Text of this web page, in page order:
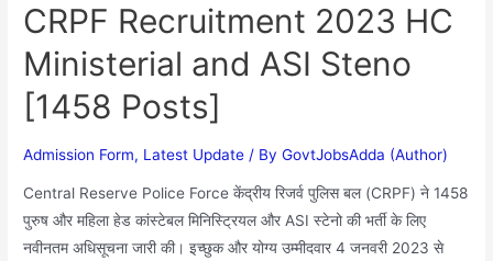
CRPF Recruitment 2023 HC
Ministerial and ASI Steno
[1458 Posts]
Admission Form, Latest Update / ByGovtJobsAdda (Author)
Central Reserve Police Force केंद्रीय रिजर्व पुलिस बल (CRPF) ने 1458
पुरुष और महिला हेड कांस्टेबल मिनिस्ट्रियल और ASI स्टेनो की भर्ती के लिए
नवीनतम अधिसूचना जारी की। इच्छुक और योग्य उम्मीदवार 4 जनवरी 2023 से